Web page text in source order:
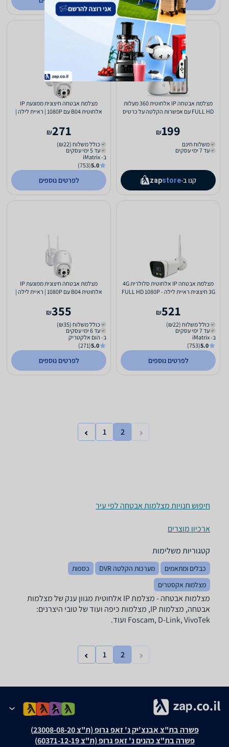
מצלמת אבטחה IP אלחוטית 360 מעלות
FULL HD עם אפשרות הקלטה על כרטיס
199
₪
משלוח חינם
עד 7 ימי עסקים
קנו ב- zapstore
מצלמת אבטחה חיצונית ממונעת IP
אלחוטית B04 עם 1080P | ראיית לילה |
271
₪
כולל משלוח (₪22)
עד 5 ימי עסקים
ב- iMatrix
5.0
(753)
לפרטים נוספים
מצלמת אבטחה IP אלחוטית סלולרית 4G
3G חיצונית ראיית לילה - FULL HD 1080P
521
₪
כולל משלוח (₪22)
עד 7 ימי עסקים
ב- iMatrix
5.0
(753)
לפרטים נוספים
מצלמת אבטחה חיצונית ממונעת IP
אלחוטית B04 עם 1080P | ראיית לילה |
355
₪
כולל משלוח (₪35)
עד 6 ימי עסקים
ב- הום אלקטריק
5.0
(271)
לפרטים נוספים
1 2
חיפוש חנויות מצלמות אבטחה לפי עיר
ארכיון מוצרים
קטגוריות משלימות
כבלים ומתאמים מערכות הקלטה DVR
כספות
מצלמות אקסטרים
מצלמות אבטחה - ‏מצלמת IP אלחוטית מגוון ענק של מצלמות
אבטחה, מצלמות IP, מצלמות כיפה ועוד של טובי היצרנים:
Foscam, D-Link, VivoTek ועוד.
1 2
פשרה בת"צ אבנצ'יק נ' זאפ גרופ (ת"צ 23008-08-20)
פשרה בת"צ כהנים נ' זאפ גרופ (ת"צ 60371-12-19)